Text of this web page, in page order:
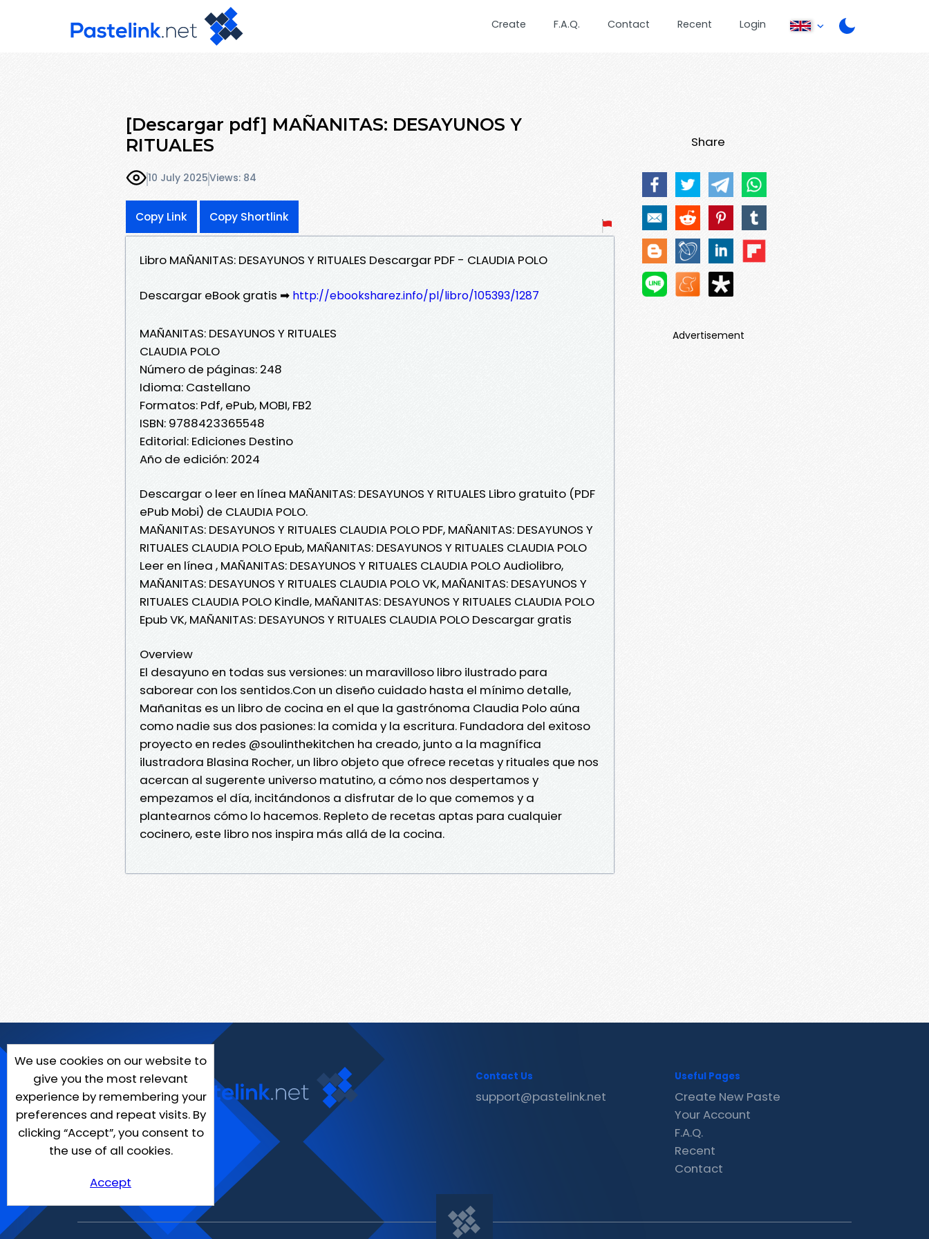
Create F.A.Q. Contact Recent Login
[Descargar pdf] MAÑANITAS: DESAYUNOS Y
RITUALES
10 July 2025Views: 84
Copy Link Copy Shortlink
Libro MAÑANITAS: DESAYUNOS Y RITUALES Descargar PDF - CLAUDIA POLO
Descargar eBook gratis ➡ http://ebooksharez.info/pl/libro/105393/1287
MAÑANITAS: DESAYUNOS Y RITUALES
CLAUDIA POLO
Número de páginas: 248
Idioma: Castellano
Formatos: Pdf, ePub, MOBI, FB2
ISBN: 9788423365548
Editorial: Ediciones Destino
Año de edición: 2024
Descargar o leer en línea MAÑANITAS: DESAYUNOS Y RITUALES Libro gratuito (PDF
ePub Mobi) de CLAUDIA POLO.
MAÑANITAS: DESAYUNOS Y RITUALES CLAUDIA POLO PDF, MAÑANITAS: DESAYUNOS Y
RITUALES CLAUDIA POLO Epub, MAÑANITAS: DESAYUNOS Y RITUALES CLAUDIA POLO
Leer en línea , MAÑANITAS: DESAYUNOS Y RITUALES CLAUDIA POLO Audiolibro,
MAÑANITAS: DESAYUNOS Y RITUALES CLAUDIA POLO VK, MAÑANITAS: DESAYUNOS Y
RITUALES CLAUDIA POLO Kindle, MAÑANITAS: DESAYUNOS Y RITUALES CLAUDIA POLO
Epub VK, MAÑANITAS: DESAYUNOS Y RITUALES CLAUDIA POLO Descargar gratis
Overview
El desayuno en todas sus versiones: un maravilloso libro ilustrado para
saborear con los sentidos.Con un diseño cuidado hasta el mínimo detalle,
Mañanitas es un libro de cocina en el que la gastrónoma Claudia Polo aúna
como nadie sus dos pasiones: la comida y la escritura. Fundadora del exitoso
proyecto en redes @soulinthekitchen ha creado, junto a la magnífica
ilustradora Blasina Rocher, un libro objeto que ofrece recetas y rituales que nos
acercan al sugerente universo matutino, a cómo nos despertamos y
empezamos el día, incitándonos a disfrutar de lo que comemos y a
plantearnos cómo lo hacemos. Repleto de recetas aptas para cualquier
cocinero, este libro nos inspira más allá de la cocina.
Share
Advertisement
We use cookies on our website to
give you the most relevant
experience by remembering your
preferences and repeat visits. By
clicking “Accept”, you consent to
the use of all cookies.
Accept
Contact Us
support@pastelink.net
Useful Pages
Create New Paste
Your Account
F.A.Q.
Recent
Contact